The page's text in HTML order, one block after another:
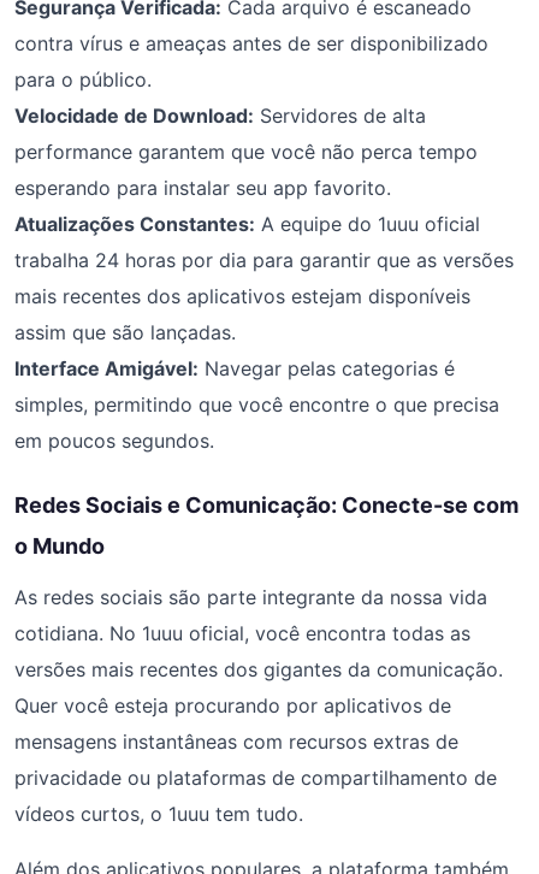
Segurança Verificada: Cada arquivo é escaneado
contra vírus e ameaças antes de ser disponibilizado
para o público.
Velocidade de Download: Servidores de alta
performance garantem que você não perca tempo
esperando para instalar seu app favorito.
Atualizações Constantes: A equipe do 1uuu oficial
trabalha 24 horas por dia para garantir que as versões
mais recentes dos aplicativos estejam disponíveis
assim que são lançadas.
Interface Amigável: Navegar pelas categorias é
simples, permitindo que você encontre o que precisa
em poucos segundos.
Redes Sociais e Comunicação: Conecte-se com
o Mundo
As redes sociais são parte integrante da nossa vida
cotidiana. No 1uuu oficial, você encontra todas as
versões mais recentes dos gigantes da comunicação.
Quer você esteja procurando por aplicativos de
mensagens instantâneas com recursos extras de
privacidade ou plataformas de compartilhamento de
vídeos curtos, o 1uuu tem tudo.
Além dos aplicativos populares, a plataforma também